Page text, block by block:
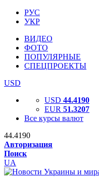
РУС
УКР
ВИДЕО
ФОТО
ПОПУЛЯРНЫЕ
СПЕЦПРОЕКТЫ
USD
USD 44.4190
EUR 51.3207
Все курсы валют
44.4190
Авторизация
Поиск
UA